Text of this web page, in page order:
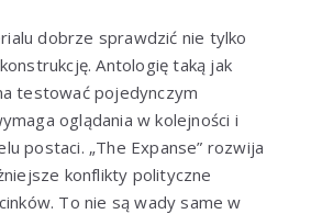
dobrze sprawdzić nie tylko
Antologię taką jak
testować pojedynczym
oglądania w kolejności i
postaci. „The Expanse” rozwija
konflikty polityczne
To nie są wady same w